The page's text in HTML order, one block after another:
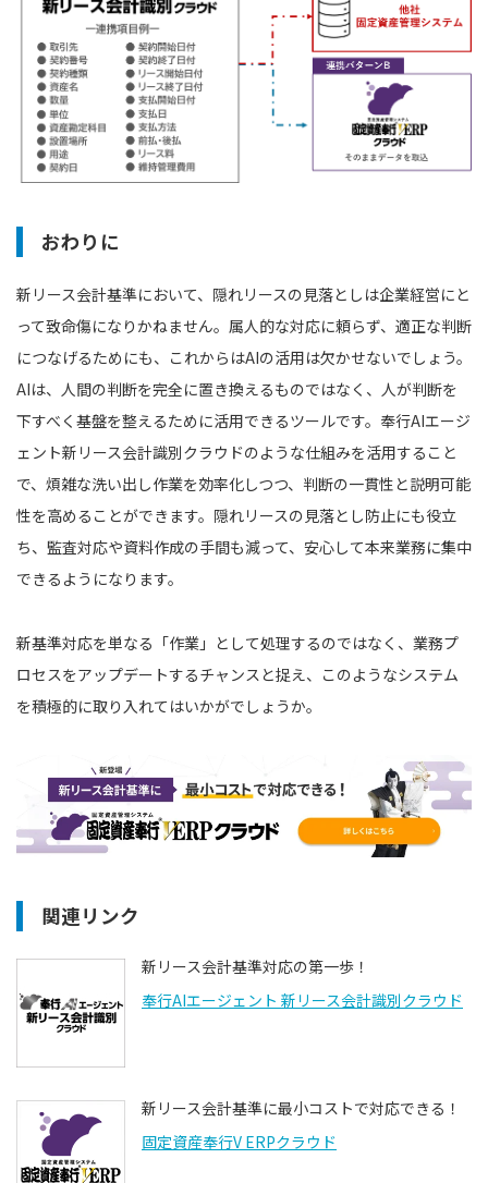
おわりに
新リース会計基準において、隠れリースの見落としは企業経営にと
って致命傷になりかねません。属人的な対応に頼らず、適正な判断
につなげるためにも、これからはAIの活用は欠かせないでしょう。
AIは、人間の判断を完全に置き換えるものではなく、人が判断を
下すべく基盤を整えるために活用できるツールです。奉行AIエージ
ェント新リース会計識別クラウドのような仕組みを活用すること
で、煩雑な洗い出し作業を効率化しつつ、判断の一貫性と説明可能
性を高めることができます。隠れリースの見落とし防止にも役立
ち、監査対応や資料作成の手間も減って、安心して本来業務に集中
できるようになります。
新基準対応を単なる「作業」として処理するのではなく、業務プ
ロセスをアップデートするチャンスと捉え、このようなシステム
を積極的に取り入れてはいかがでしょうか。
関連リンク
新リース会計基準対応の第一歩！
奉行AIエージェント 新リース会計識別クラウド
新リース会計基準に最小コストで対応できる！
固定資産奉行V ERPクラウド